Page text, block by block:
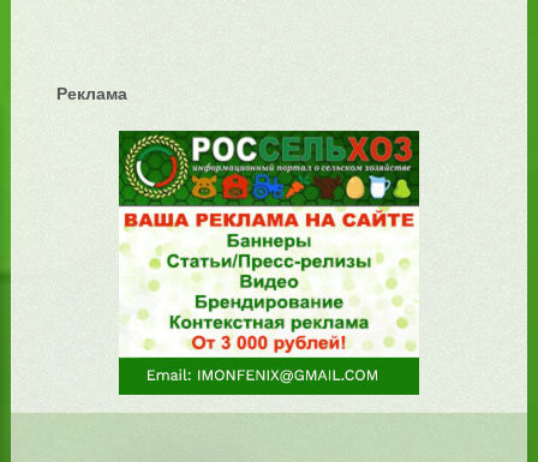
Реклама